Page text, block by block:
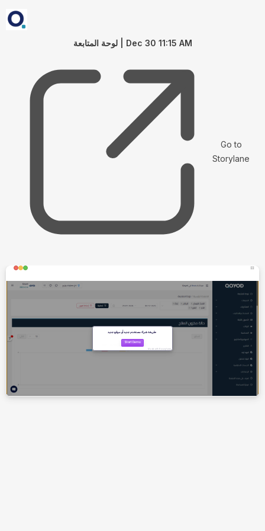
لوحة المتابعة | Dec 30 11:15 AM
Go to
Storylane